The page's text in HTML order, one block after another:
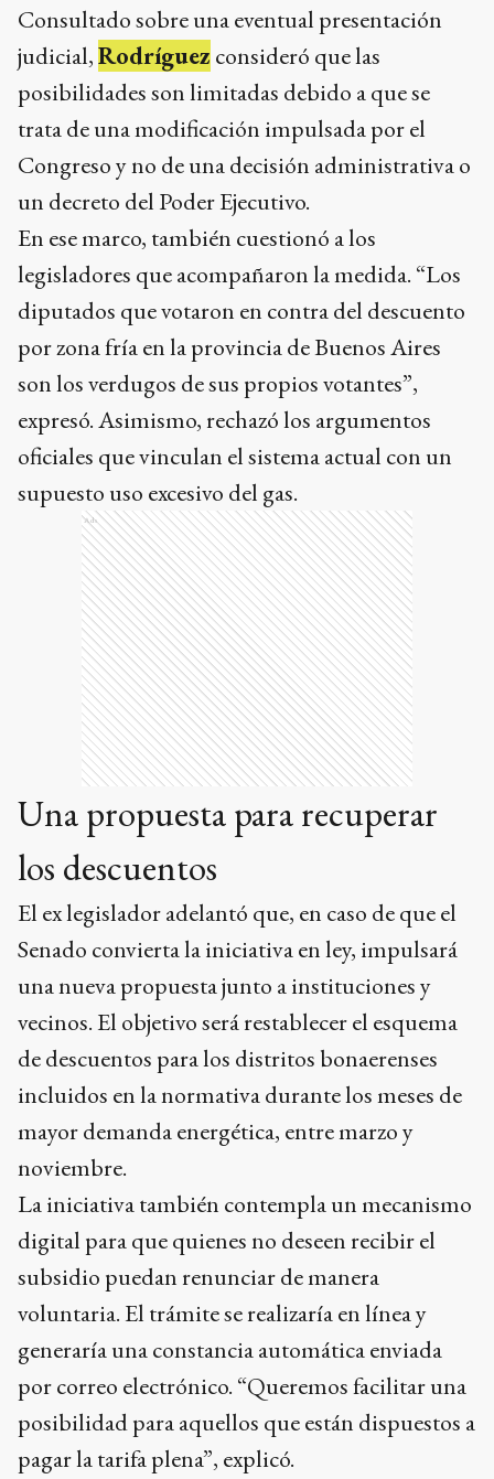
Consultado sobre una eventual presentación
judicial,Rodríguez consideró que las
posibilidades son limitadas debido a que se
trata de una modificación impulsada por el
Congreso y no de una decisión administrativa o
un decreto del Poder Ejecutivo.
En ese marco, también cuestionó a los
legisladores que acompañaron la medida. “Los
diputados que votaron en contra del descuento
por zona fría en la provincia de Buenos Aires
son los verdugos de sus propios votantes”,
expresó. Asimismo, rechazó los argumentos
oficiales que vinculan el sistema actual con un
supuesto uso excesivo del gas.
Ads
Una propuesta para recuperar
los descuentos
El ex legislador adelantó que, en caso de que el
Senado convierta la iniciativa en ley, impulsará
una nueva propuesta junto a instituciones y
vecinos. El objetivo será restablecer el esquema
de descuentos para los distritos bonaerenses
incluidos en la normativa durante los meses de
mayor demanda energética, entre marzo y
noviembre.
La iniciativa también contempla un mecanismo
digital para que quienes no deseen recibir el
subsidio puedan renunciar de manera
voluntaria. El trámite se realizaría en línea y
generaría una constancia automática enviada
por correo electrónico. “Queremos facilitar una
posibilidad para aquellos que están dispuestos a
pagar la tarifa plena”, explicó.